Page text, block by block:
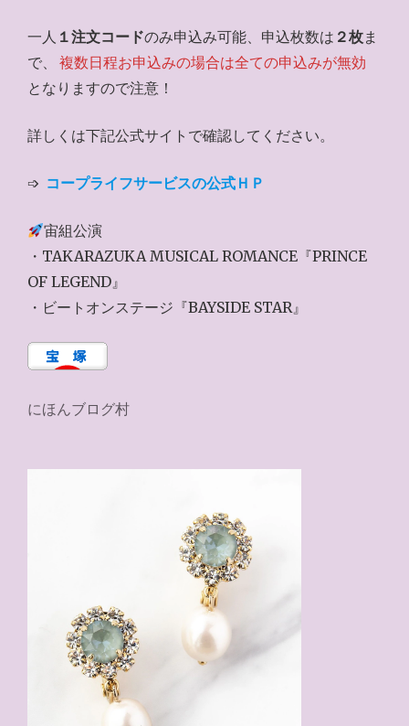
一人 １注文コードのみ申込み可能、申込枚数は ２枚ま
で、
複数日程お申込みの場合は全ての申込みが無効
となりますので注意！
詳しくは下記公式サイトで確認してください。
➩ コープライフサービスの公式ＨＰ
宙組公演
・TAKARAZUKA MUSICAL ROMANCE『PRINCE
OF LEGEND』
・ビートオンステージ『BAYSIDE STAR』
にほんブログ村